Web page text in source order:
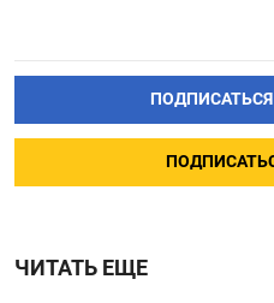
ЧИТАТЬ ЕЩЕ